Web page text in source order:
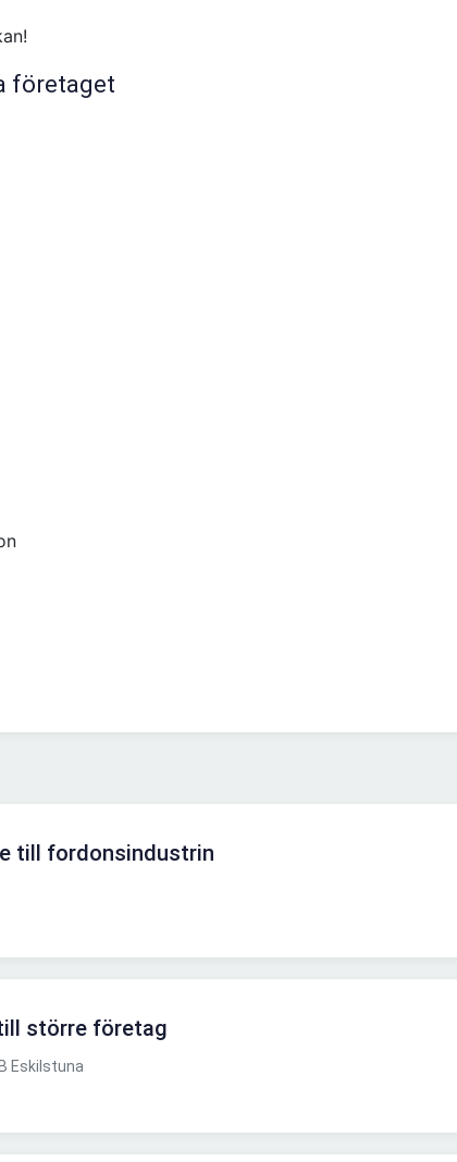
företaget
till fordonsindustrin
större företag
Eskilstuna